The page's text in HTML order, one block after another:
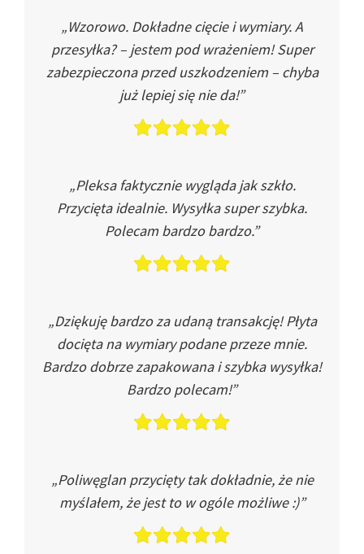
„Wzorowo. Dokładne cięcie i wymiary. A
przesyłka? – jestem pod wrażeniem! Super
zabezpieczona przed uszkodzeniem – chyba
już lepiej się nie da!”
„Pleksa faktycznie wygląda jak szkło.
Przycięta idealnie. Wysyłka super szybka.
Polecam bardzo bardzo.”
„Dziękuję bardzo za udaną transakcję! Płyta
docięta na wymiary podane przeze mnie.
Bardzo dobrze zapakowana i szybka wysyłka!
Bardzo polecam!”
„Poliwęglan przycięty tak dokładnie, że nie
myślałem, że jest to w ogóle możliwe :)”